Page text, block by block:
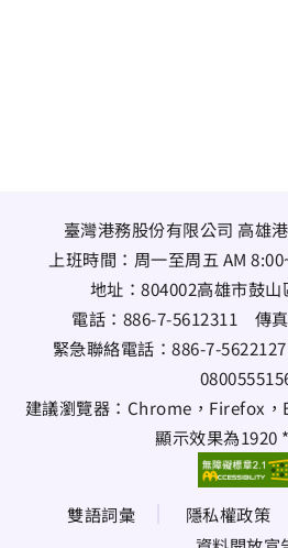
臺灣港務股份有限公司 高雄
上班時間：周一至周五 AM
地址： 804002高雄市鼓
電話： 886-7-5612311 傳
緊急聯絡電話：886-7-
建議瀏覽器：Chrome，Firefox
顯示效果為1920
雙語詞彙 隱私權政策